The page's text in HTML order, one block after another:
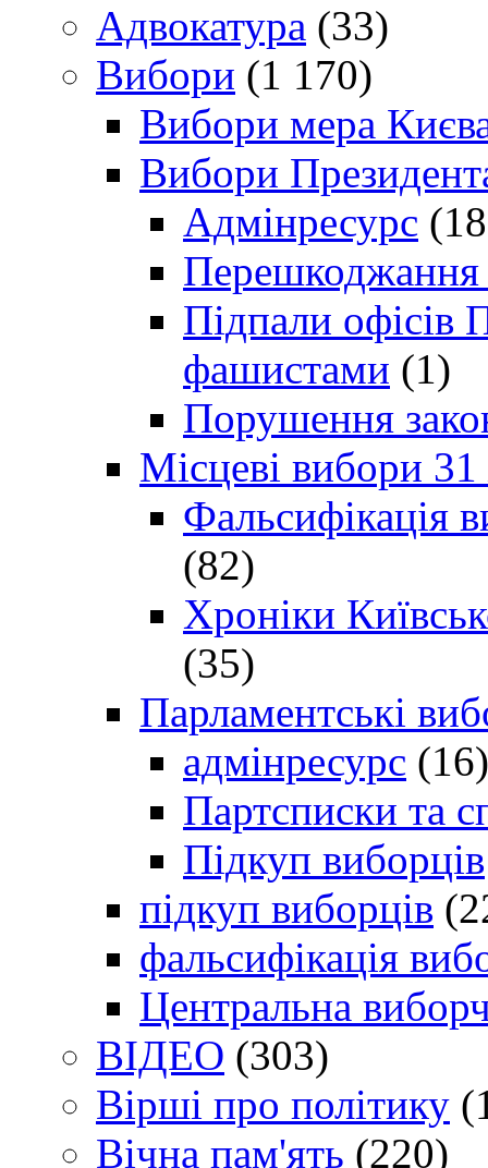
Адвокатура (33)
Вибори (1 170)
Вибори мера
Вибори
Адмінресурс
Перешкоджання
Підпали офісів
фашистами (1)
Порушення
Місцеві вибори
Фальсифікація
(82)
Хроніки
(35)
Парламентські
адмінресурс (16)
Партсписки та
Підкуп виборців
підкуп виборців
фальсифікація
Центральна
ВІДЕО (303)
Вірші про політику
Вічна пам'ять (220)